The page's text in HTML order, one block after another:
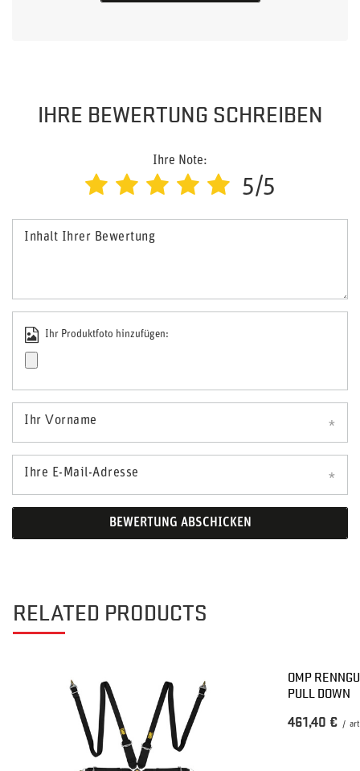
IHRE BEWERTUNG SCHREIBEN
Ihre Note:
5/5
Inhalt Ihrer Bewertung
Ihr Produktfoto hinzufügen:
Ihr Vorname
Ihre E-Mail-Adresse
BEWERTUNG ABSCHICKEN
RELATED PRODUCTS
OMP
PULL DOWN
461,40 € /